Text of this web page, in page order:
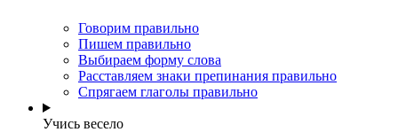
Говорим правильно
Пишем правильно
Выбираем форму слова
Расставляем знаки препинания правильно
Спрягаем глаголы правильно
Учись весело